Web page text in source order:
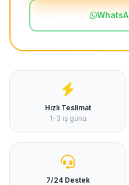
Hızlı Teslimat
1-3 iş günü
7/24 Destek